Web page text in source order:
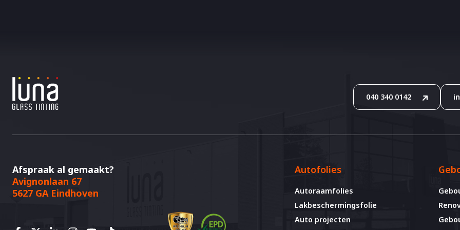
040 340 0142
Afspraak al gemaakt?
Avignonlaan 67
5627 GA Eindhoven
Autofolies
Autoraamfolies
Lakbeschermingsfolie
Auto projecten